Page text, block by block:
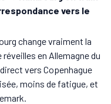
vers le
change vraiment la
en Allemagne du
vers Copenhague
moins de fatigue, et